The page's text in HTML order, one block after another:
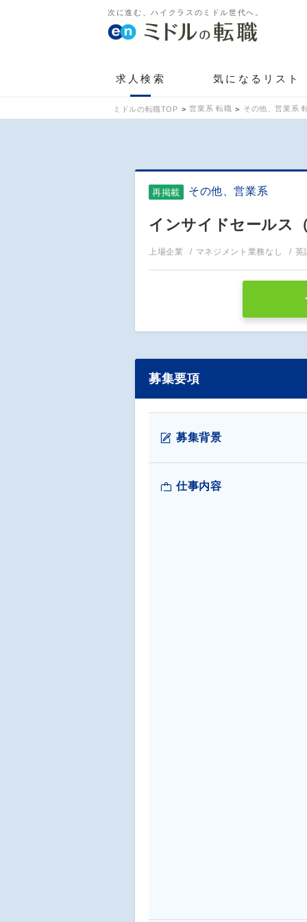
次に進む、ハイクラスのミドル世代へ。
求人検索 気になるリスト
ミドルの転職TOP 営業系 転職 その他、営業系
再掲載 その他、営業系
インサイドセールス
上場企業 マネジメント業務なし 英
募集要項
募集背景
仕事内容